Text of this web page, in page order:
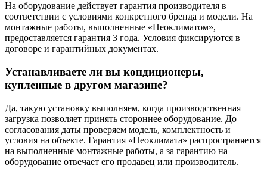
На оборудование действует гарантия производителя в
соответствии с условиями конкретного бренда и модели. На
монтажные работы, выполненные «Неоклиматом»,
предоставляется гарантия 3 года. Условия фиксируются в
договоре и гарантийных документах.
Устанавливаете ли вы кондиционеры,
купленные в другом магазине?
Да, такую установку выполняем, когда производственная
загрузка позволяет принять стороннее оборудование. До
согласования даты проверяем модель, комплектность и
условия на объекте. Гарантия «Неоклимата» распространяется
на выполненные монтажные работы, а за гарантию на
оборудование отвечает его продавец или производитель.